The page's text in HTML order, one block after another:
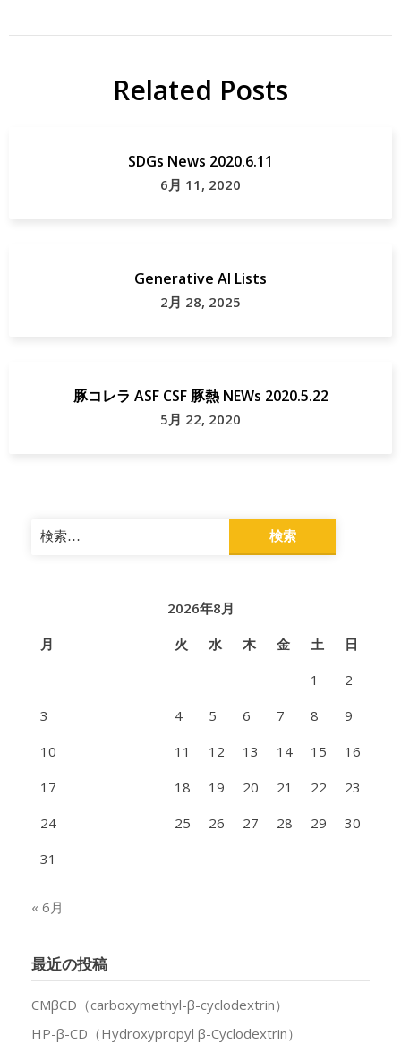
Related Posts
SDGs News 2020.6.11
6月 11, 2020
Generative AI Lists
2月 28, 2025
豚コレラ ASF CSF 豚熱 NEWs 2020.5.22
5月 22, 2020
検
索:
2026年8月
月
火 水 木 金 土
日
1
2
3
4 5 6 7 8
9
10
11 12 13 14 15
16
17
18 19 20 21 22
23
24
25 26 27 28 29
30
31
« 6月
最近の投稿
CMβCD（carboxymethyl-β-cyclodextrin）
HP-β-CD（Hydroxypropyl β-Cyclodextrin）